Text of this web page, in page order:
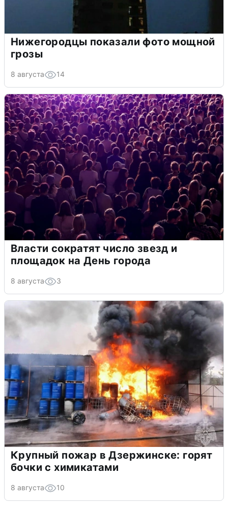
Нижегородцы показали фото мощной
грозы
8 августа 14
Власти сократят число звезд и
площадок на День города
8 августа 3
Крупный пожар в Дзержинске: горят
бочки с химикатами
8 августа 10